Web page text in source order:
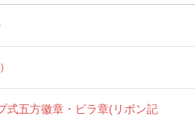
式五方徽章・ビラ章(リボン記